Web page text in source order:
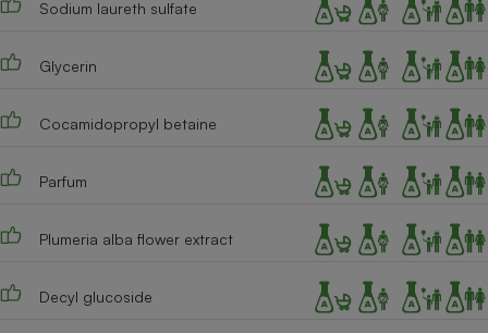
Sodium laureth sulfate
Glycerin
Cocamidopropyl betaine
Parfum
Plumeria alba flower extract
Decyl glucoside
Plaque de cuisson à
induction
Climatiseur -
Ventilateur
Téléphone mobile -
Smartphone
Antivirus
Ventilateur